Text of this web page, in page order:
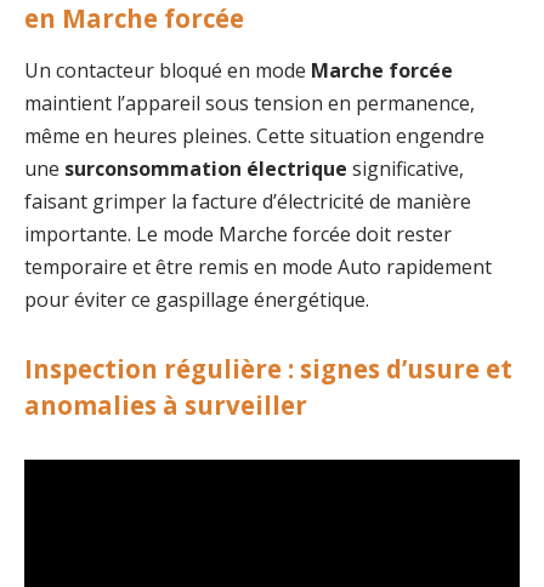
en Marche forcée
Un contacteur bloqué en mode Marche forcée
maintient l’appareil sous tension en permanence,
même en heures pleines. Cette situation engendre
une surconsommation électrique significative,
faisant grimper la facture d’électricité de manière
importante. Le mode Marche forcée doit rester
temporaire et être remis en mode Auto rapidement
pour éviter ce gaspillage énergétique.
Inspection régulière : signes d’usure et
anomalies à surveiller